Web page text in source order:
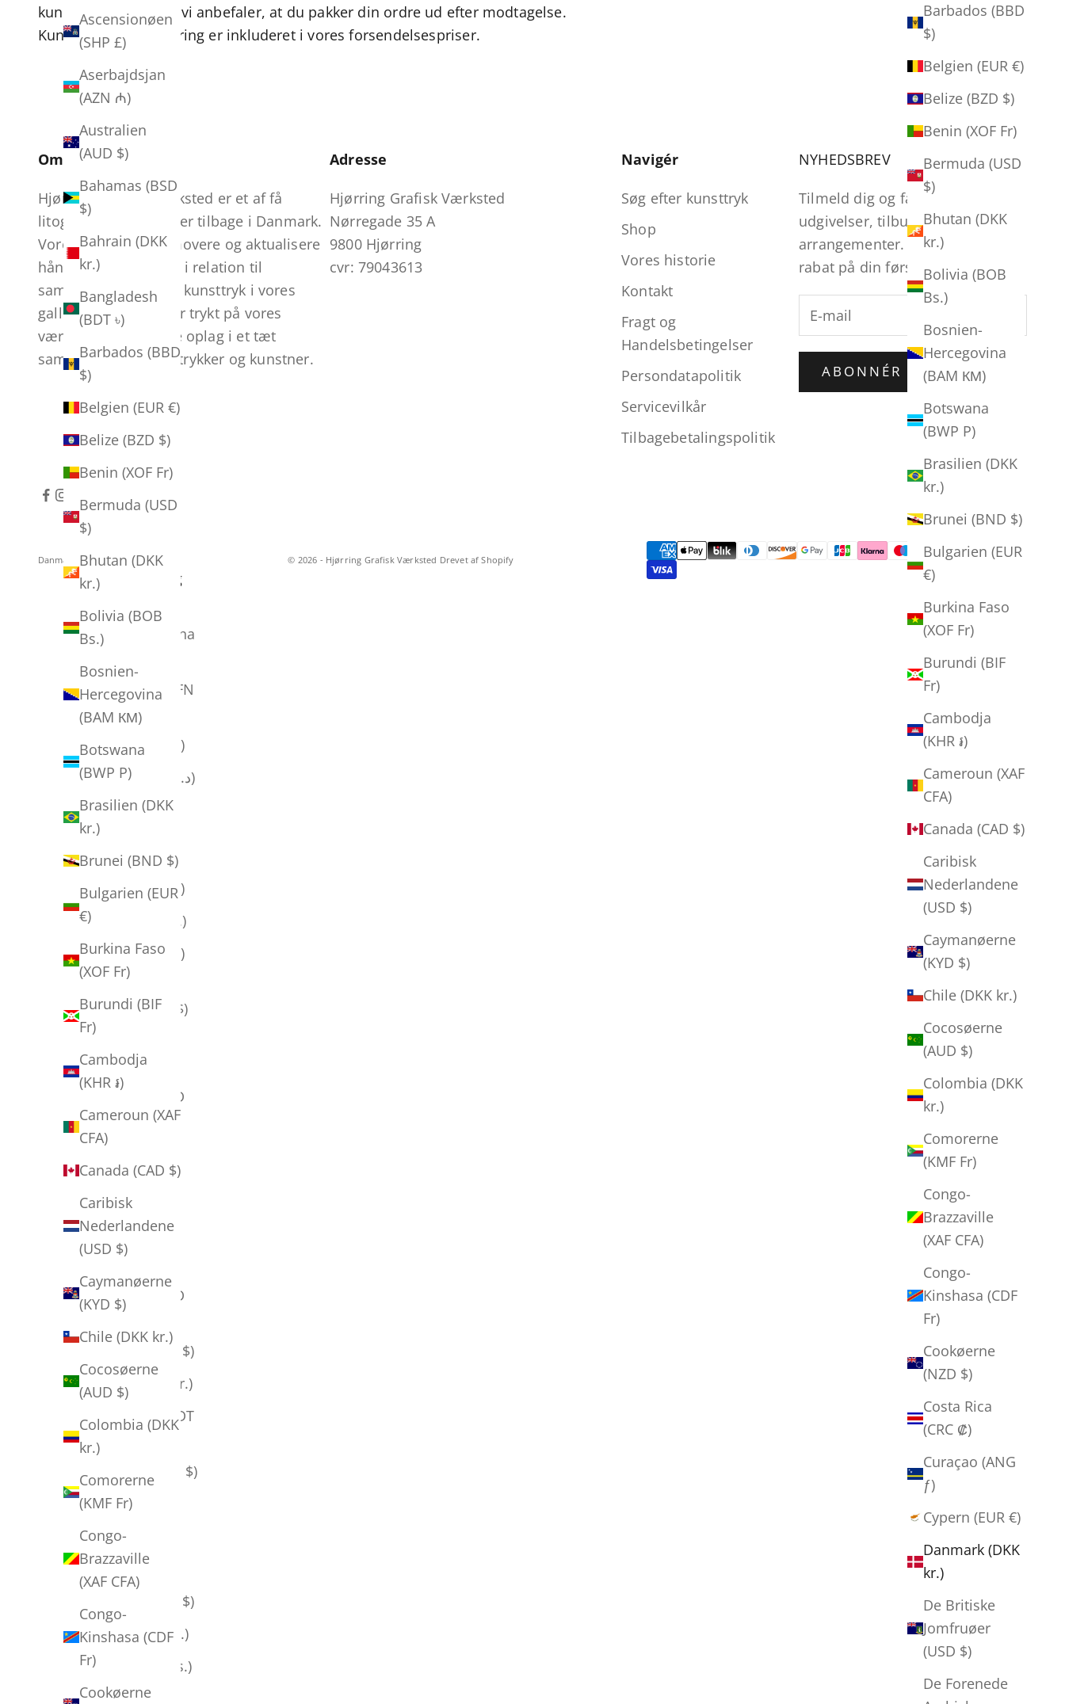
Barbados (BBD
$)
Belgien (EUR €)
Belize (BZD $)
Benin (XOF Fr)
Bermuda (USD
$)
Bhutan (DKK
kr.)
Bolivia (BOB
Bs.)
Bosnien-
Hercegovina
(BAM КМ)
Botswana
(BWP P)
Brasilien (DKK
kr.)
Brunei (BND $)
Bulgarien (EUR
€)
Burkina Faso
(XOF Fr)
Burundi (BIF
Fr)
Cambodja
(KHR ៛)
Cameroun (XAF
CFA)
Canada (CAD $)
Caribisk
Nederlandene
(USD $)
Caymanøerne
(KYD $)
Chile (DKK kr.)
Cocosøerne
(AUD $)
Colombia (DKK
kr.)
Comorerne
(KMF Fr)
Congo-
Brazzaville
(XAF CFA)
Congo-
Kinshasa (CDF
Fr)
Cookøerne
(NZD $)
Costa Rica
(CRC ₡)
Curaçao (ANG
ƒ)
Cypern (EUR €)
Danmark (DKK
kr.)
De Britiske
Jomfruøer
(USD $)
De Forenede
Ascensionøen
(SHP £)
Aserbajdsjan
(AZN ₼)
Australien
(AUD $)
Bahamas (BSD
$)
Bahrain (DKK
kr.)
Bangladesh
(BDT ৳)
Barbados (BBD
$)
Belgien (EUR €)
Belize (BZD $)
Benin (XOF Fr)
Bermuda (USD
$)
Bhutan (DKK
kr.)
Bolivia (BOB
Bs.)
Bosnien-
Hercegovina
(BAM КМ)
Botswana
(BWP P)
Brasilien (DKK
kr.)
Brunei (BND $)
Bulgarien (EUR
€)
Burkina Faso
(XOF Fr)
Burundi (BIF
Fr)
Cambodja
(KHR ៛)
Cameroun (XAF
CFA)
Canada (CAD $)
Caribisk
Nederlandene
(USD $)
Caymanøerne
(KYD $)
Chile (DKK kr.)
Cocosøerne
(AUD $)
Colombia (DKK
kr.)
Comorerne
(KMF Fr)
Congo-
Brazzaville
(XAF CFA)
Congo-
Kinshasa (CDF
Fr)
Cookøerne
kunsttransport, men vi anbefaler, at du pakker din ordre ud efter modtagelse.
Kunsttransportforsikring er inkluderet i vores forsendelsespriser.
Om os
Hjørring Grafisk Værksted er et af få
litografiske værksteder tilbage i Danmark.
Vores mål er at promovere og aktualisere
håndværket at trykke i relation til
samtidskunsten. Alle kunsttryk i vores
galleri og webshop er trykt på vores
værksted i eksklusive oplag i et tæt
samarbejde mellem trykker og kunstner.
Adresse
Hjørring Grafisk Værksted
Nørregade 35 A
9800 Hjørring
cvr: 79043613
Navigér
Søg efter kunsttryk
Shop
Vores historie
Kontakt
Fragt og
Handelsbetingelser
Persondatapolitik
Servicevilkår
Tilbagebetalingspolitik
NYHEDSBREV
Tilmeld dig og få nyheder om
udgivelser, tilbud og
arrangementer. Vi giver dig 15%
rabat på din første ordre.
ABONNÉR
Danmark (DKK kr.)
Ækvatorialguinea
Afghanistan (AFN
؋)
Albanien (ALL L)
Algeriet (DZD د.ج)
Amerikanske
oversøiske øer
(USD $)
Andorra (EUR €)
Angola (DKK kr.)
Anguilla (XCD $)
Antigua og
Barbuda (XCD $)
Argentina (DKK
kr.)
Armenien (AMD
դր.)
Aruba (AWG ƒ)
Ascensionøen
(SHP £)
Aserbajdsjan
(AZN ₼)
Australien (AUD
$)
Bahamas (BSD $)
Bahrain (DKK kr.)
Bangladesh (BDT
৳)
Barbados (BBD $)
Belgien (EUR €)
Belize (BZD $)
Benin (XOF Fr)
Bermuda (USD $)
Bhutan (DKK kr.)
Bolivia (BOB Bs.)
Bosnien-
Dansk
Sprog
English
© 2026 - Hjørring Grafisk Værksted Drevet af Shopify